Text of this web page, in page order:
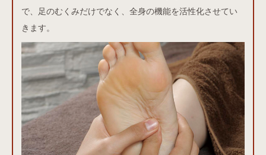
で、足のむくみだけでなく、全身の機能を活性化させてい
きます。